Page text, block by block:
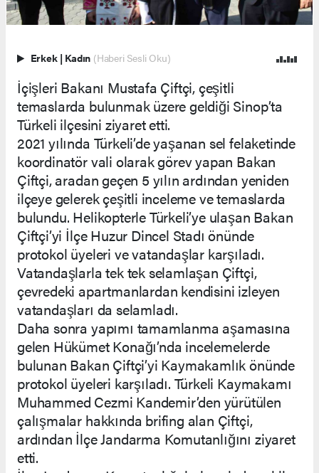
Erkek | Kadın (Haberi Sesli Oku)
İçişleri Bakanı Mustafa Çiftçi, çeşitli
temaslarda bulunmak üzere geldiği Sinop’ta
Türkeli ilçesini ziyaret etti.
2021 yılında Türkeli’de yaşanan sel felaketinde
koordinatör vali olarak görev yapan Bakan
Çiftçi, aradan geçen 5 yılın ardından yeniden
ilçeye gelerek çeşitli inceleme ve temaslarda
bulundu. Helikopterle Türkeli’ye ulaşan Bakan
Çiftçi’yi İlçe Huzur Dincel Stadı önünde
protokol üyeleri ve vatandaşlar karşıladı.
Vatandaşlarla tek tek selamlaşan Çiftçi,
çevredeki apartmanlardan kendisini izleyen
vatandaşları da selamladı.
Daha sonra yapımı tamamlanma aşamasına
gelen Hükümet Konağı’nda incelemelerde
bulunan Bakan Çiftçi’yi Kaymakamlık önünde
protokol üyeleri karşıladı. Türkeli Kaymakamı
Muhammed Cezmi Kandemir’den yürütülen
çalışmalar hakkında brifing alan Çiftçi,
ardından İlçe Jandarma Komutanlığını ziyaret
etti.